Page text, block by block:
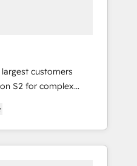
largest customers
S2 for complex
systems
solutions that
and transform